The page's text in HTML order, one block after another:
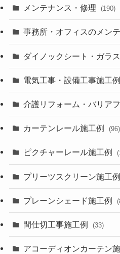
メンテナンス・修理 (190)
事務所・オフィスのメン
ダイノックシート・ガラ
電気工事・設備工事施工例
介護リフォーム・バリア
カーテンレール施工例 (96)
ピクチャーレール施工例
プリーツスクリーン施工例
プレーンシェード施工例
間仕切工事施工例 (33)
アコーディオンカーテン